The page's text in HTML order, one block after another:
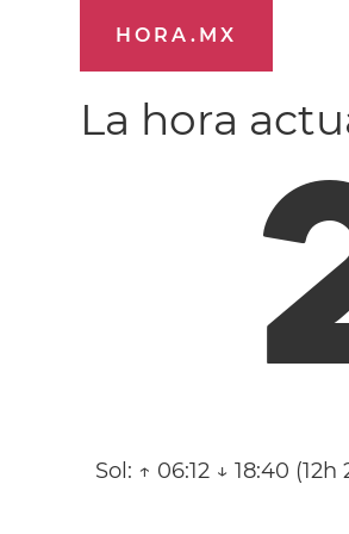
HORA.MX
La hora
Sol: ↑ 06:12 ↓ 18:40 (12h